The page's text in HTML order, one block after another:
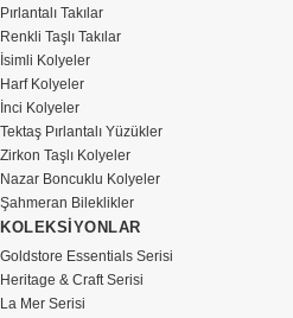
Pırlantalı Takılar
Renkli Taşlı Takılar
İsimli Kolyeler
Harf Kolyeler
İnci Kolyeler
Tektaş Pırlantalı Yüzükler
Zirkon Taşlı Kolyeler
Nazar Boncuklu Kolyeler
Şahmeran Bileklikler
KOLEKSİYONLAR
Goldstore Essentials Serisi
Heritage & Craft Serisi
La Mer Serisi